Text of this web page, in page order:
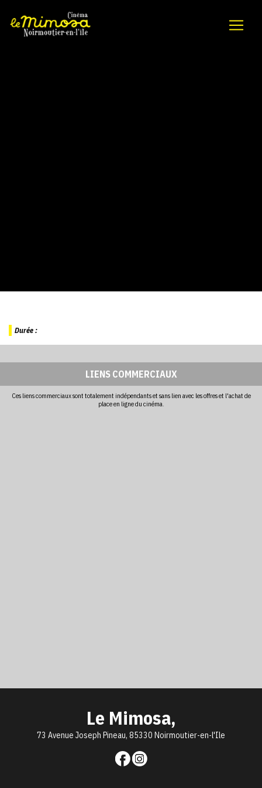
Durée :
LIENS COMMERCIAUX
Ces liens commerciaux sont totalement indépendants et sans lien avec les offres et l'achat de
place en ligne du cinéma.
Le Mimosa,
73 Avenue Joseph Pineau, 85330 Noirmoutier-en-l'Ile